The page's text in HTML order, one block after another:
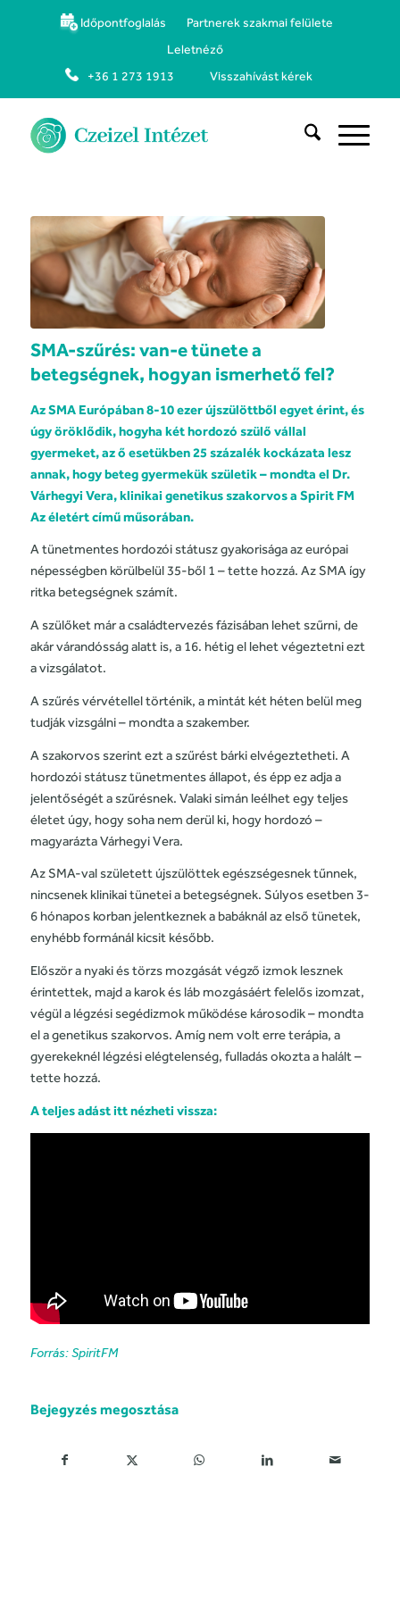
Időpontfoglalás
Partnerek szakmai felülete
Leletnéző
+36 1 273 1913
Visszahívást kérek
SMA-szűrés: van-e tünete a
betegségnek, hogyan ismerhető fel?
Az SMA Európában 8-10 ezer újszülöttből egyet érint, és
úgy öröklődik, hogyha két hordozó szülő vállal
gyermeket, az ő esetükben 25 százalék kockázata lesz
annak, hogy beteg gyermekük születik – mondta el Dr.
Várhegyi Vera, klinikai genetikus szakorvos a Spirit FM
Az életért című műsorában.
A tünetmentes hordozói státusz gyakorisága az európai
népességben körülbelül 35-ből 1 – tette hozzá. Az SMA így
ritka betegségnek számít.
A szülőket már a családtervezés fázisában lehet szűrni, de
akár várandósság alatt is, a 16. hétig el lehet végeztetni ezt
a vizsgálatot.
A szűrés vérvétellel történik, a mintát két héten belül meg
tudják vizsgálni – mondta a szakember.
A szakorvos szerint ezt a szűrést bárki elvégeztetheti. A
hordozói státusz tünetmentes állapot, és épp ez adja a
jelentőségét a szűrésnek. Valaki simán leélhet egy teljes
életet úgy, hogy soha nem derül ki, hogy hordozó –
magyarázta Várhegyi Vera.
Az SMA-val született újszülöttek egészségesnek tűnnek,
nincsenek klinikai tünetei a betegségnek. Súlyos esetben 3-
6 hónapos korban jelentkeznek a babáknál az első tünetek,
enyhébb formánál kicsit később.
Először a nyaki és törzs mozgását végző izmok lesznek
érintettek, majd a karok és láb mozgásáért felelős izomzat,
végül a légzési segédizmok működése károsodik – mondta
el a genetikus szakorvos. Amíg nem volt erre terápia, a
gyerekeknél légzési elégtelenség, fulladás okozta a halált –
tette hozzá.
A teljes adást itt nézheti vissza:
Forrás: SpiritFM
Bejegyzés megosztása